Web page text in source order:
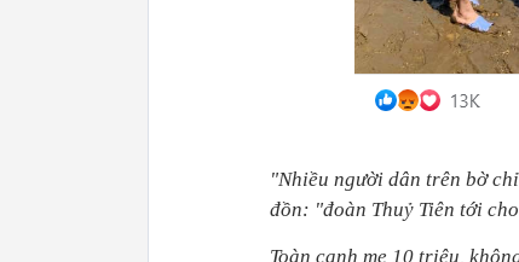
"Nhiều người dân trên bờ
đồn: "đoàn Thuỷ Tiên tới
Toàn canh me 10 triệu,